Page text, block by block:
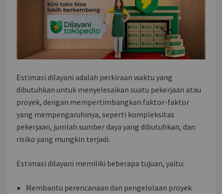
Estimasi dilayani adalah perkiraan waktu yang
dibutuhkan untuk menyelesaikan suatu pekerjaan atau
proyek, dengan mempertimbangkan faktor-faktor
yang mempengaruhinya, seperti kompleksitas
pekerjaan, jumlah sumber daya yang dibutuhkan, dan
risiko yang mungkin terjadi.
Estimasi dilayani memiliki beberapa tujuan, yaitu:
Membantu perencanaan dan pengelolaan proyek